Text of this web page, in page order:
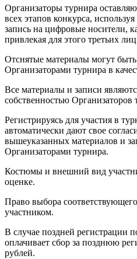
Организаторы турнира
всех этапов конкурса,
запись на цифровые носители,
привлекая для этого третьих
Отснятые материалы могут
Организаторами турнира в
Все материалы и записи
собственностью Организаторов
Регистрируясь для участия в
автоматически дают свое
вышеуказанных материалов и
Организаторами турнира.
Костюмы и внешний вид
оценке.
Право выбора
участником.
В случае поздней регистрации
оплачивает сбор за позднюю
рублей.